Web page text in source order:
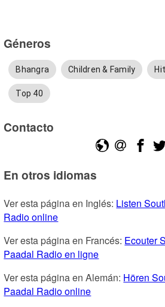
Géneros
Bhangra Children & Family
Top 40
Contacto
En otros idiomas
Ver esta página en Inglés: Listen
Radio online
Ver esta página en Francés: Ecouter
Paadal Radio en ligne
Ver esta página en Alemán: Hören
Paadal Radio online